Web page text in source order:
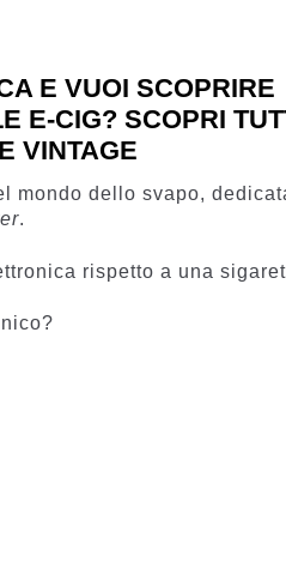
E VUOI SCOPRIRE
E-CIG? SCOPRI
VINTAGE
mondo dello svapo,
.
rispetto a una